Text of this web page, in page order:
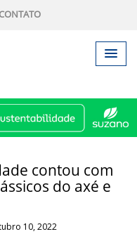
CONTATO
contou com
do axé e
10, 2022